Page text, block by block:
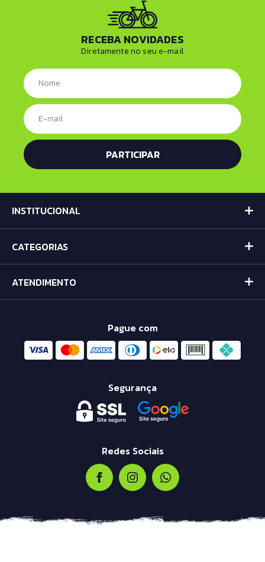
RECEBA NOVIDADES
Diretamente no seu e-mail
INSTITUCIONAL
CATEGORIAS
ATENDIMENTO
Pague com
Segurança
Redes Sociais